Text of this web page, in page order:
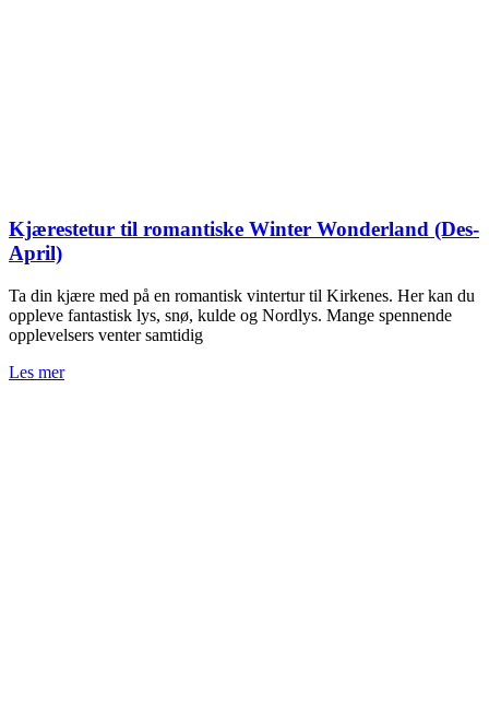
Kjærestetur til romantiske Winter Wonderland (Des-
April)
Ta din kjære med på en romantisk vintertur til Kirkenes. Her kan du
oppleve fantastisk lys, snø, kulde og Nordlys. Mange spennende
opplevelsers venter samtidig
Les mer